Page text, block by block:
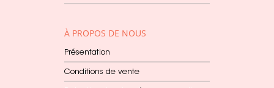
À PROPOS DE NOUS
Présentation
Conditions de vente